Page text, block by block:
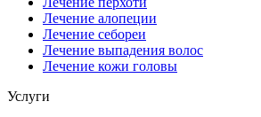
Лечение алопеции
Лечение себореи
Лечение выпадения волос
Лечение кожи головы
Услуги